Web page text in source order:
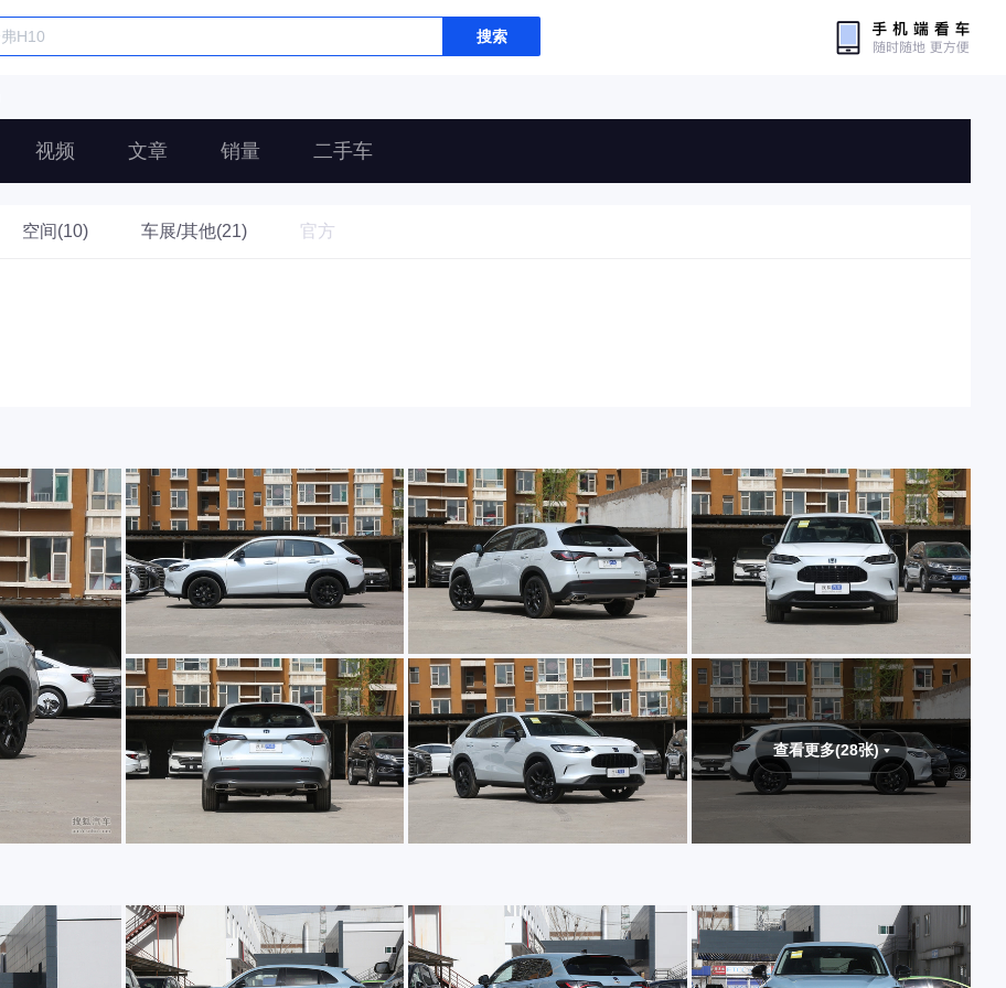
搜索
视频 文章 销量 二手车
空间(10) 车展/其他(21) 官方
查看更多(28张)